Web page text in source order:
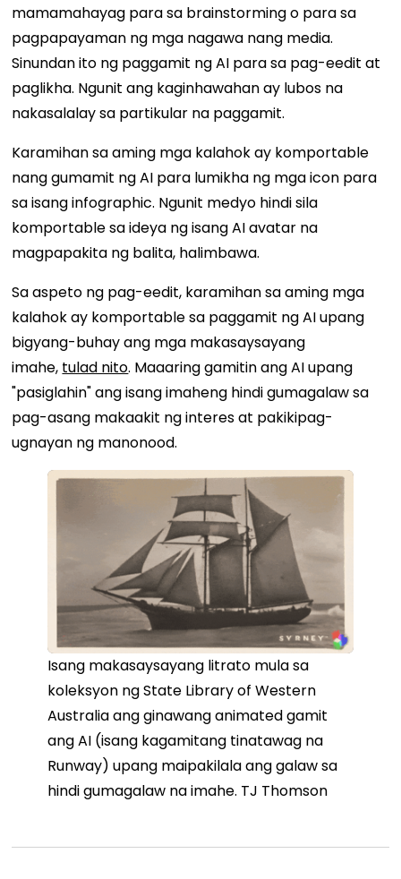
mamamahayag para sa brainstorming o para sa
pagpapayaman ng mga nagawa nang media.
Sinundan ito ng paggamit ng AI para sa pag-eedit at
paglikha. Ngunit ang kaginhawahan ay lubos na
nakasalalay sa partikular na paggamit.
Karamihan sa aming mga kalahok ay komportable
nang gumamit ng AI para lumikha ng mga icon para
sa isang infographic. Ngunit medyo hindi sila
komportable sa ideya ng isang AI avatar na
magpapakita ng balita, halimbawa.
Sa aspeto ng pag-eedit, karamihan sa aming mga
kalahok ay komportable sa paggamit ng AI upang
bigyang-buhay ang mga makasaysayang
imahe, tulad nito. Maaaring gamitin ang AI upang
"pasiglahin" ang isang imaheng hindi gumagalaw sa
pag-asang makaakit ng interes at pakikipag-
ugnayan ng manonood.
Isang makasaysayang litrato mula sa
koleksyon ng State Library of Western
Australia ang ginawang animated gamit
ang AI (isang kagamitang tinatawag na
Runway) upang maipakilala ang galaw sa
hindi gumagalaw na imahe. TJ Thomson